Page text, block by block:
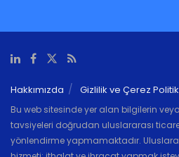
Hakkımızda Gizlilik ve Çerez
Bu web sitesinde yer alan bilgilerin
tavsiyeleri doğrudan uluslararası
yönlendirme yapmamaktadır.